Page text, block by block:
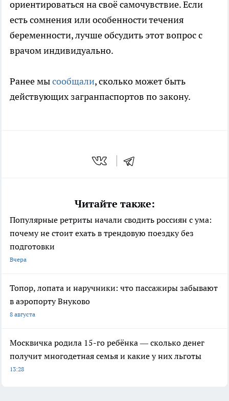
ориентироваться на своё самочувствие. Если
есть сомнения или особенности течения
беременности, лучше обсудить этот вопрос с
врачом индивидуально.
Ранее мысообщали, сколько может быть
действующих загранпаспортов по закону.
Читайте также:
Популярные ретриты начали сводить россиян с ума:
почему не стоит ехать в трендовую поездку без
подготовки
Вчера
Топор, лопата и наручники: что пассажиры забывают
в аэропорту Внуково
8 августа
Москвичка родила 15-го ребёнка — сколько денег
получит многодетная семья и какие у них льготы
13:28